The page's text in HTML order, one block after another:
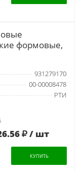
формовые,
931279170
00-00008478
РТИ
/ шт
КУПИТЬ